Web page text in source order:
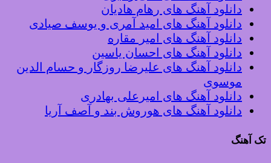
دانلود آهنگ های رهام هادیان
دانلود آهنگ های امید آمری و یوسف صیادی
دانلود آهنگ های امیر مقاره
دانلود آهنگ های احسان یاسین
دانلود آهنگ های علیرضا روزگار و حسام الدین
موسوی
دانلود آهنگ های امیرعلی بهادری
دانلود آهنگ های هوروش بند و آصف آریا
تک آهنگ